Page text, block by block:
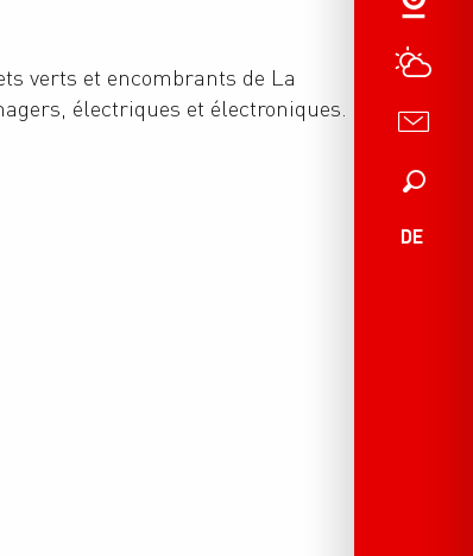
Suche
DE
verts et encombrants de La
électriques et électroniques.